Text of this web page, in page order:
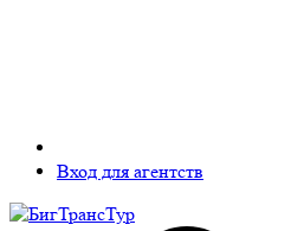
Вход для агентств